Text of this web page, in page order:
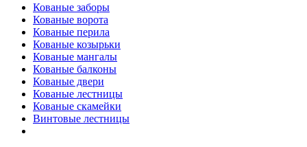
Кованые заборы
Кованые ворота
Кованые перила
Кованые козырьки
Кованые мангалы
Кованые балконы
Кованые двери
Кованые лестницы
Кованые скамейки
Винтовые лестницы